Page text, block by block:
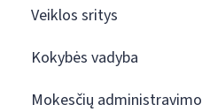
Veiklos sritys
Kokybės vadyba
Mokesčių